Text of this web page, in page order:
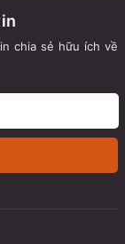
chia sẻ hữu ích về